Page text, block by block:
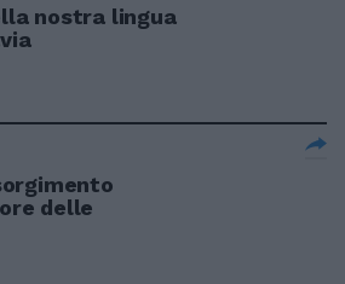
nostra lingua
delle